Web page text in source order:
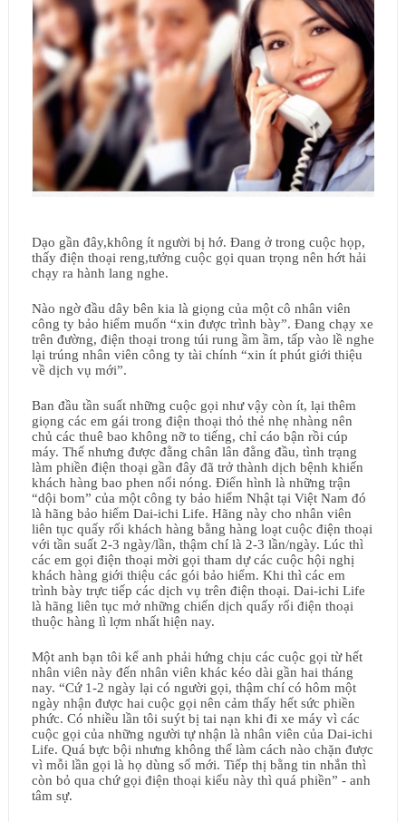
Dạo gần đây,không ít người bị hớ. Đang ở trong cuộc họp,
thấy điện thoại reng,tưởng cuộc gọi quan trọng nên hớt hải
chạy ra hành lang nghe.
Nào ngờ đầu dây bên kia là giọng của một cô nhân viên
công ty bảo hiểm muốn “xin được trình bày”. Đang chạy xe
trên đường, điện thoại trong túi rung ầm ầm, tấp vào lề nghe
lại trúng nhân viên công ty tài chính “xin ít phút giới thiệu
về dịch vụ mới”.
Ban đầu tần suất những cuộc gọi như vậy còn ít, lại thêm
giọng các em gái trong điện thoại thỏ thẻ nhẹ nhàng nên
chủ các thuê bao không nỡ to tiếng, chỉ cáo bận rồi cúp
máy. Thế nhưng được đằng chân lân đằng đầu, tình trạng
làm phiền điện thoại gần đây đã trở thành dịch bệnh khiến
khách hàng bao phen nổi nóng. Điển hình là những trận
“dội bom” của một công ty bảo hiểm Nhật tại Việt Nam đó
là hãng bảo hiểm Dai-ichi Life. Hãng này cho nhân viên
liên tục quấy rối khách hàng bằng hàng loạt cuộc điện thoại
với tần suất 2-3 ngày/lần, thậm chí là 2-3 lần/ngày. Lúc thì
các em gọi điện thoại mời gọi tham dự các cuộc hội nghị
khách hàng giới thiệu các gói bảo hiểm. Khi thì các em
trình bày trực tiếp các dịch vụ trên điện thoại. Dai-ichi Life
là hãng liên tục mở những chiến dịch quấy rối điện thoại
thuộc hàng lì lợm nhất hiện nay.
Một anh bạn tôi kể anh phải hứng chịu các cuộc gọi từ hết
nhân viên này đến nhân viên khác kéo dài gần hai tháng
nay. “Cứ 1-2 ngày lại có người gọi, thậm chí có hôm một
ngày nhận được hai cuộc gọi nên cảm thấy hết sức phiền
phức. Có nhiều lần tôi suýt bị tai nạn khi đi xe máy vì các
cuộc gọi của những người tự nhận là nhân viên của Dai-ichi
Life. Quá bực bội nhưng không thể làm cách nào chặn được
vì mỗi lần gọi là họ dùng số mới. Tiếp thị bằng tin nhắn thì
còn bỏ qua chứ gọi điện thoại kiểu này thì quá phiền” - anh
tâm sự.